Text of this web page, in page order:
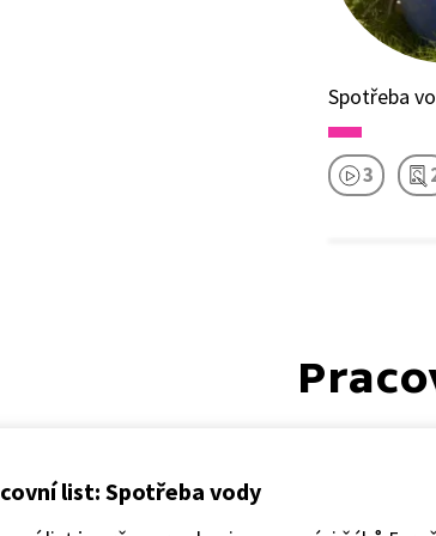
Spotřeba
3
list: Spotřeba vody